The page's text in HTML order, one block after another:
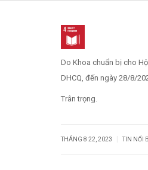
Do Khoa chuẩn bị cho
DHCQ, đến ngày 28/8/
Trân trọng.
THÁNG 8 22, 2023 TIN NỔI